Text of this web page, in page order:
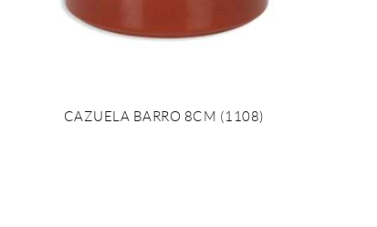
CAZUELA BARRO 8CM (1108)